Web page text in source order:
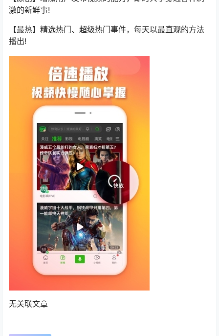
激的新鲜事!
【最热】精选热门、超级热门事件，每天以最直观的方法
播出!
无关联文章